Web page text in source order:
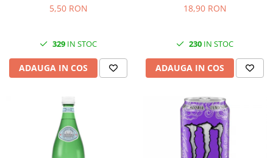
Paste Italiene5,50 RON
329 IN STOC
ADAUGA IN COS
18,90 RON
230 IN STOC
ADAUGA IN COS